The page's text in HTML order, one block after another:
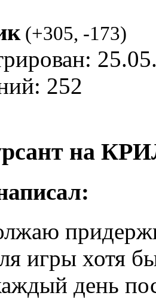
(+305, -173)
252
на
игры хотя
день